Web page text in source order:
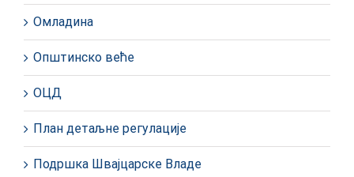
Омладина
Општинско веће
ОЦД
План детаљне регулације
Подршка Швајцарске Владе